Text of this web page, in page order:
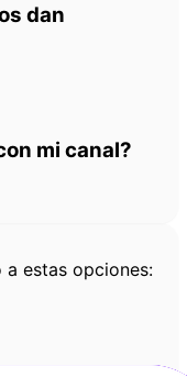
dan
mi canal?
a estas opciones: